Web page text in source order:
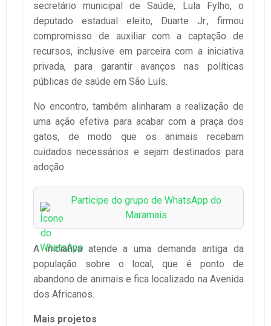
secretário municipal de Saúde, Lula Fylho, o
deputado estadual eleito, Duarte Jr., firmou
compromisso de auxiliar com a captação de
recursos, inclusive em parceira com a iniciativa
privada, para garantir avanços nas políticas
públicas de saúde em São Luís.
No encontro, também alinharam a realização de
uma ação efetiva para acabar com a praça dos
gatos, de modo que os animais recebam
cuidados necessários e sejam destinados para
adoção.
Participe do grupo de WhatsApp do
Maramais
A iniciativa atende a uma demanda antiga da
população sobre o local, que é ponto de
abandono de animais e fica localizado na Avenida
dos Africanos.
Mais projetos